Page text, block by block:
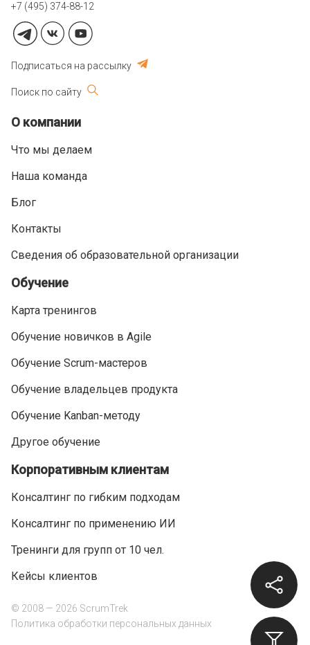
+7 (495) 374-88-12
Подписаться на рассылку
Поиск по сайту
О компании
Что мы делаем
Наша команда
Блог
Контакты
Сведения об образовательной организации
Обучение
Карта тренингов
Обучение новичков в Agile
Обучение Scrum-мастеров
Обучение владельцев продукта
Обучение Kanban-методу
Другое обучение
Корпоративным клиентам
Консалтинг по гибким подходам
Консалтинг по применению ИИ
Тренинги для групп от 10 чел.
Кейсы клиентов
© 2008 — 2026 ScrumTrek
Политика обработки персональных данных